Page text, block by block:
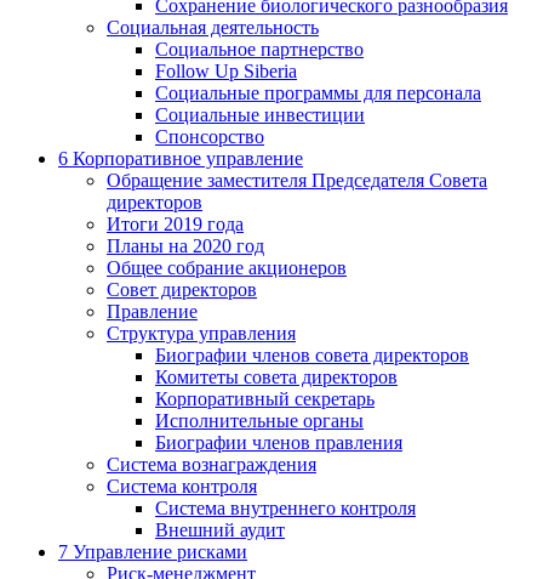
Сохранение биологического разнообразия
Социальная деятельность
Социальное партнерство
Follow Up Siberia
Социальные программы для персонала
Социальные инвестиции
Спонсорство
6 Корпоративное управление
Обращение заместителя Председателя Совета
директоров
Итоги 2019 года
Планы на 2020 год
Общее собрание акционеров
Совет директоров
Правление
Структура управления
Биографии членов совета директоров
Комитеты совета директоров
Корпоративный секретарь
Исполнительные органы
Биографии членов правления
Система вознаграждения
Система контроля
Система внутреннего контроля
Внешний аудит
7 Управление рисками
Риск-менеджмент